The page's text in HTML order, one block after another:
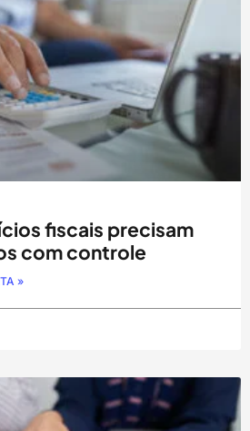
fiscais precisam
com controle
»